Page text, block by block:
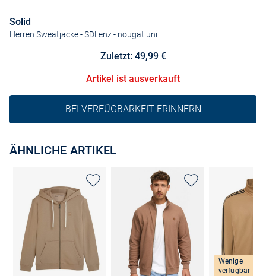
Solid
Herren Sweatjacke - SDLenz- nougat uni
Zuletzt: 49,99 €
Artikel ist ausverkauft
BEI VERFÜGBARKEIT ERINNERN
ÄHNLICHE ARTIKEL
Wenige
verfügbar